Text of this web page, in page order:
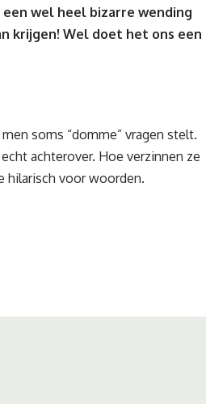
wel heel bizarre wending
krijgen! Wel doet het ons een
soms “domme” vragen stelt.
achterover. Hoe verzinnen ze
hilarisch voor woorden.